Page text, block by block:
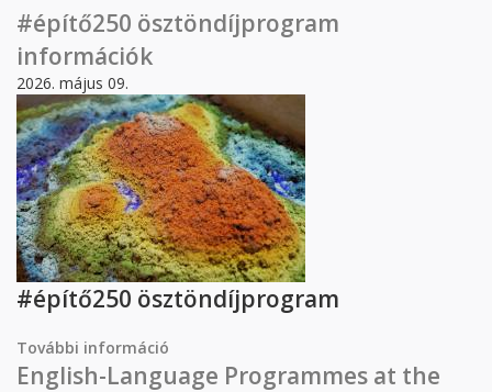
#építő250 ösztöndíjprogram
információk
2026. május 09.
#építő250 ösztöndíjprogram
További információ
tartalommal kapcsolatosan
English-Language Programmes at the